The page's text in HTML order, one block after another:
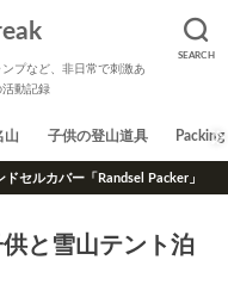
SEARCH
プなど、非日常で刺激あ
活動記録
山 子供の登山道具 Packing
セルカバー「Randsel Packer」
と雪山テント泊